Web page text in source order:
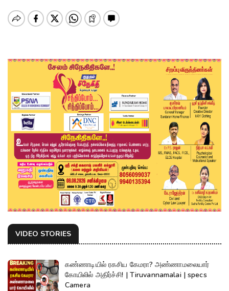
VIDEO STORIES
கண்ணாடியில் ரகசிய கேமரா? அண்ணாமலையார்
கோயிலில் அதிர்ச்சி! | Tiruvannamalai | specs
Camera